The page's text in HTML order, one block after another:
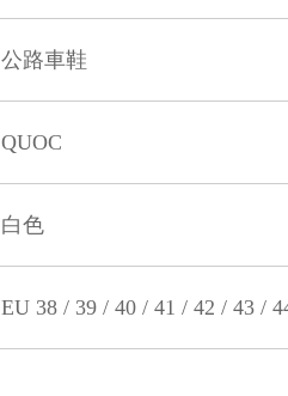
公路車鞋
QUOC
白色
EU 38 / 39 / 40 / 41 / 42 / 43 /